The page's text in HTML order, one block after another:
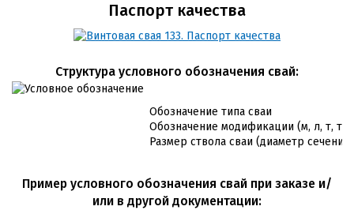
Паспорт качества
Cтруктура условного обозначения свай:
Обозначение типа сваи
Обозначение модификации (м, л, т, т/
Размер ствола сваи (диаметр
Пример условного обозначения свай при заказе и/
или в другой документации: